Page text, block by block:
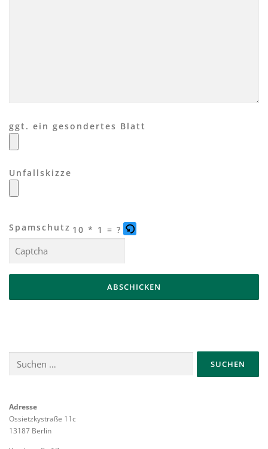
ggt. ein gesondertes Blatt
Unfallskizze
Spamschutz 10 * 1 = ?
e
e
r
t
h
nach:
Adresse
Ossietzkystraße 11c
13187 Berlin